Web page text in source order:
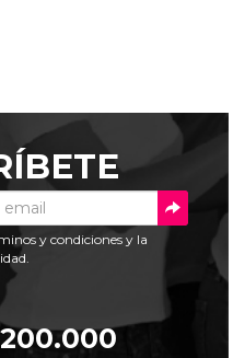
y condiciones y la
.